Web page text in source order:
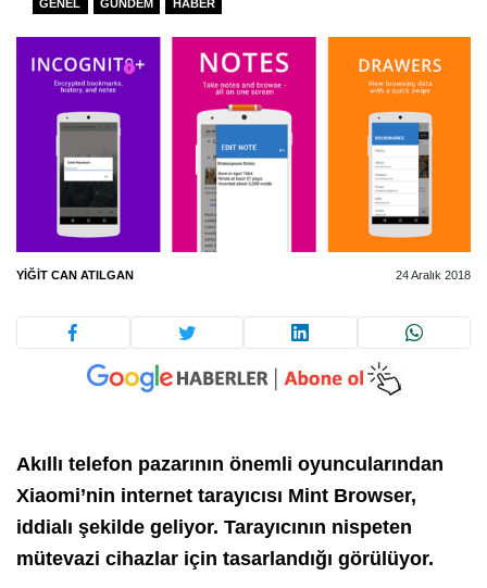
GENEL GUNDEM HABER
YIĞIT CAN ATILGAN 24 Aralık 2018
Akıllı telefon pazarının önemli oyuncularından
Xiaomi’nin internet tarayıcısı Mint Browser,
iddialı şekilde geliyor. Tarayıcının nispeten
mütevazi cihazlar için tasarlandığı görülüyor.